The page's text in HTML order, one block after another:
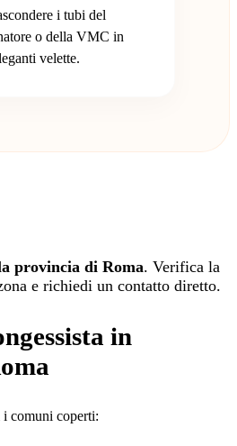
i tubi del
o della VMC in
velette.
provincia di Roma. Verifica la
e richiedi un contatto diretto.
in
i comuni coperti: